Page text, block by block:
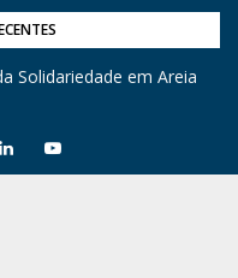
Solidariedade em Areia